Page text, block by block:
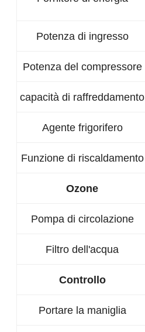
Potenza di ingresso
Potenza del compressore
capacità di raffreddamento
Agente frigorifero
Funzione di riscaldamento
Ozone
Pompa di circolazione
Filtro dell'acqua
Controllo
Portare la maniglia